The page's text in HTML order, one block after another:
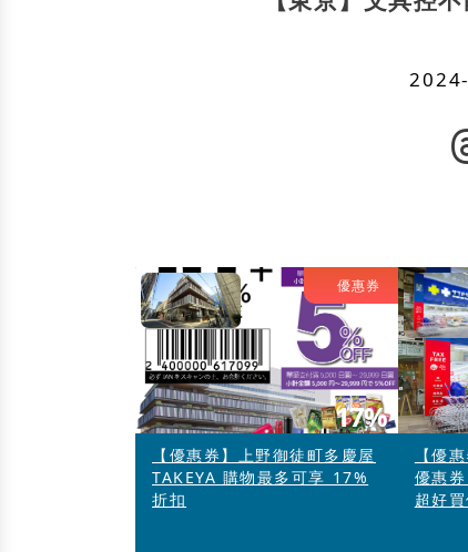
17%
優惠券
【優惠券】上野御徒町多慶屋
TAKEYA 購物最多可享 17%
折扣
【優
優惠
超好